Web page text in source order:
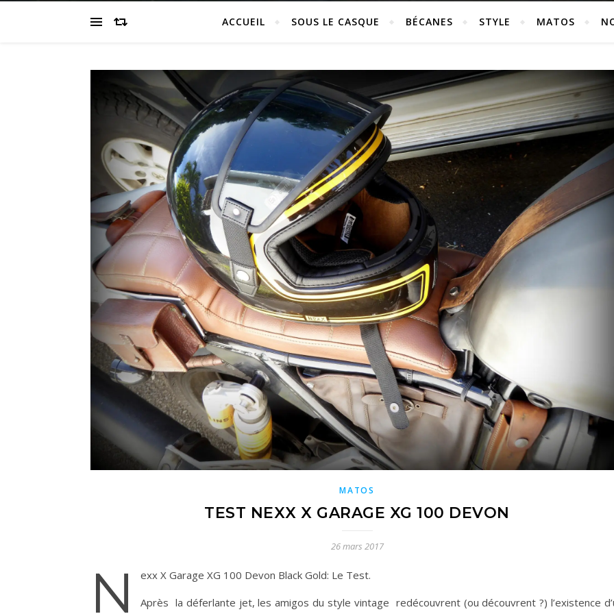
ACCUEIL SOUS LE CASQUE BÉCANES STYLE MATOS
MATOS
TEST NEXX X GARAGE XG 100 DEVON
26 mars 2017
N
exx X Garage XG 100 Devon Black Gold: Le Test.
Après la déferlante jet, les amigos du style vintage redécouvrent (ou découvrent ?) l’existence